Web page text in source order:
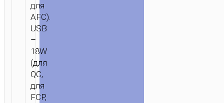
ВСТРОЕННЫМ
КАБЕЛЕМ
для
AFC).
USB
–
18W
(для
QC,
для
FCP,